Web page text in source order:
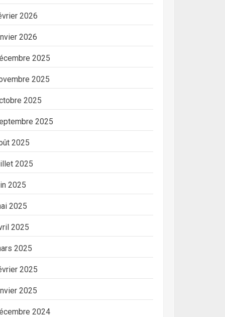
2026
2026
2025
2025
2025
2025
2025
2025
2025
2025
2025
2025
2025
2025
2024